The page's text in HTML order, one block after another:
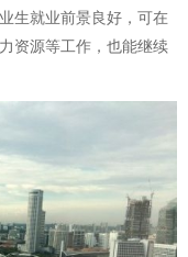
生就业前景良好，可在
资源等工作，也能继续